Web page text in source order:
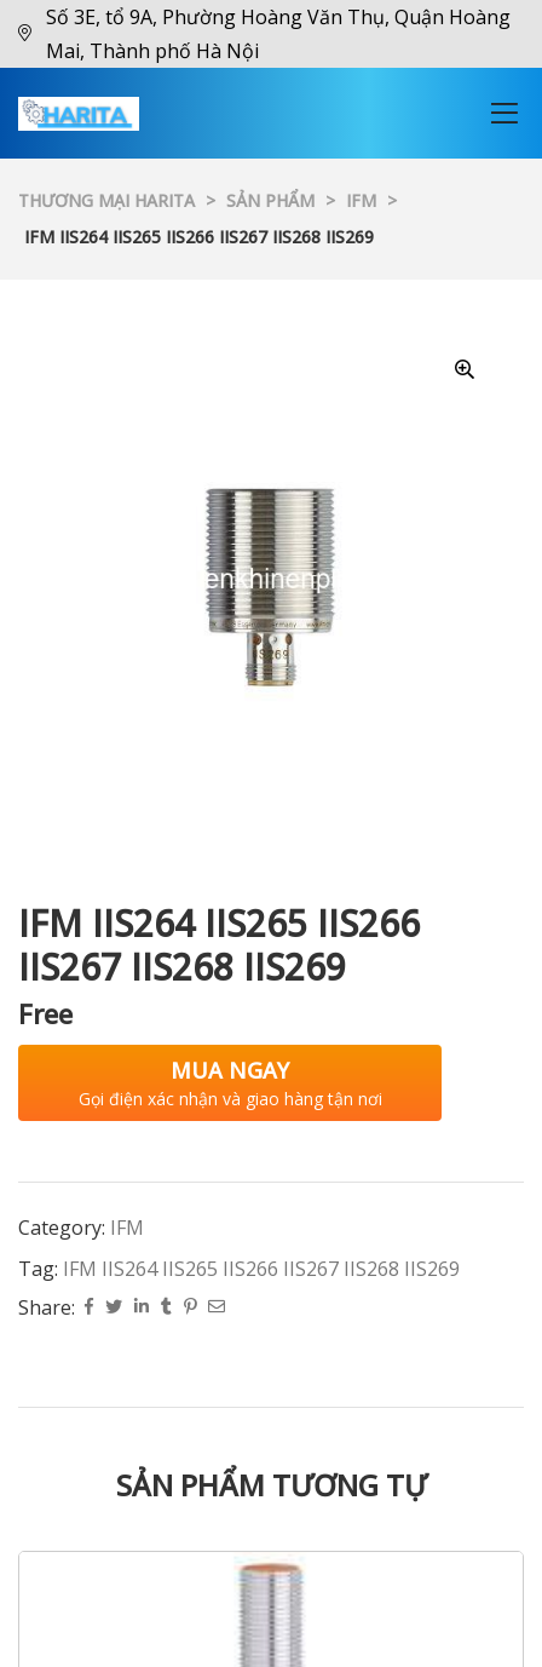
Số 3E, tổ 9A, Phường Hoàng Văn Thụ, Quận Hoàng
Mai, Thành phố Hà Nội
THƯƠNG MẠI HARITA > SẢN PHẨM > IFM >
IFM IIS264 IIS265 IIS266 IIS267 IIS268 IIS269
IFM IIS264 IIS265 IIS266
IIS267 IIS268 IIS269
Free
MUA NGAY
Gọi điện xác nhận và giao hàng tận nơi
Category: IFM
Tag: IFM IIS264 IIS265 IIS266 IIS267 IIS268 IIS269
Share:
SẢN PHẨM TƯƠNG TỰ